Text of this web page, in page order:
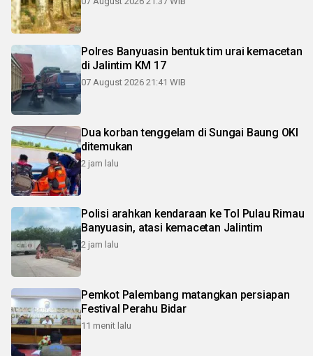
Polres Banyuasin bentuk tim urai kemacetan
di Jalintim KM 17
07 August 2026 21:41 WIB
Dua korban tenggelam di Sungai Baung OKI
ditemukan
2 jam lalu
Polisi arahkan kendaraan ke Tol Pulau Rimau
Banyuasin, atasi kemacetan Jalintim
2 jam lalu
Pemkot Palembang matangkan persiapan
Festival Perahu Bidar
11 menit lalu